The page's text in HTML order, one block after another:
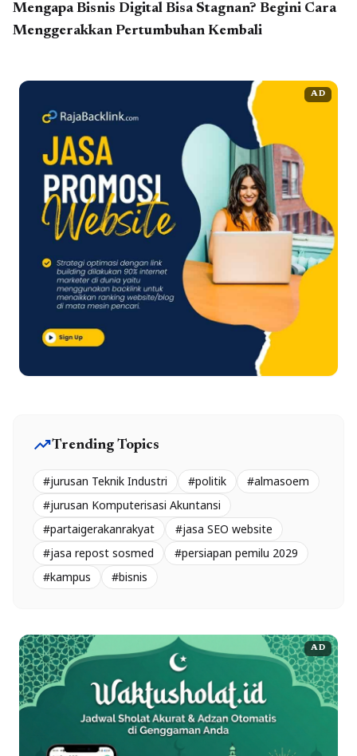
Mengapa Bisnis Digital Bisa Stagnan? Begini Cara
Menggerakkan Pertumbuhan Kembali
AD
trending_upTrending Topics
#jurusan Teknik Industri #politik
#almasoem
#jurusan Komputerisasi Akuntansi
#partaigerakanrakyat
#jasa SEO website
#jasa repost sosmed
#persiapan pemilu 2029
#kampus
#bisnis
AD